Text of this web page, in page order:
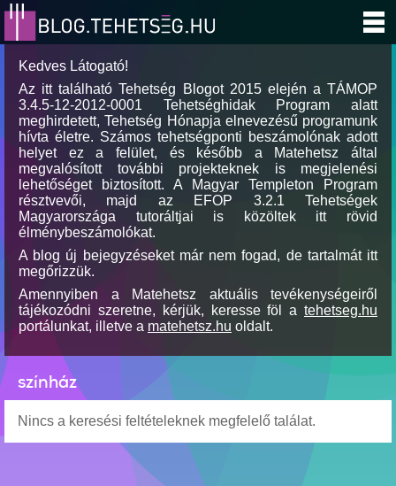
Kedves Látogató!
Az itt található Tehetség Blogot 2015 elején a TÁMOP
3.4.5-12-2012-0001 Tehetséghidak Program alatt
meghirdetett, Tehetség Hónapja elnevezésű programunk
hívta életre. Számos tehetségponti beszámolónak adott
helyet ez a felület, és később a Matehetsz által
megvalósított további projekteknek is megjelenési
lehetőséget biztosított. A Magyar Templeton Program
résztvevői, majd az EFOP 3.2.1 Tehetségek
Magyarországa tutoráltjai is közöltek itt rövid
élménybeszámolókat.
A blog új bejegyzéseket már nem fogad, de tartalmát itt
megőrizzük.
Amennyiben a Matehetsz aktuális tevékenységeiről
tájékozódni szeretne, kérjük, keresse föl a tehetseg.hu
portálunkat, illetve a matehetsz.hu oldalt.
színház
Nincs a keresési feltételeknek megfelelő találat.